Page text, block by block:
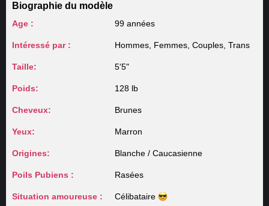
Biographie du modèle
Age : 99 années
Intéressé par : Hommes, Femmes, Couples, Trans
Taille: 5'5"
Poids: 128 lb
Cheveux: Brunes
Yeux: Marron
Origines: Blanche / Caucasienne
Poils Pubiens : Rasées
Situation amoureuse : Célibataire